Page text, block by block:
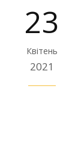
23
Квітень
2021